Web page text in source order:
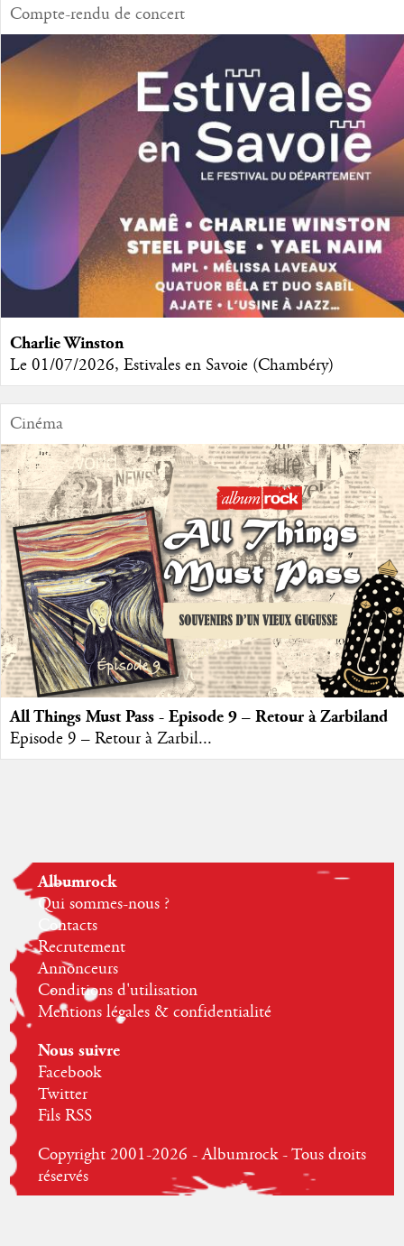
Compte-rendu de concert
Charlie Winston
Le 01/07/2026, Estivales en Savoie (Chambéry)
Cinéma
All Things Must Pass - Episode 9 – Retour à Zarbiland
Episode 9 – Retour à Zarbil...
Albumrock
Qui sommes-nous ?
Contacts
Recrutement
Annonceurs
Conditions d'utilisation
Mentions légales & confidentialité
Nous suivre
Facebook
Twitter
Fils RSS
Copyright 2001-2026 - Albumrock - Tous droits
réservés